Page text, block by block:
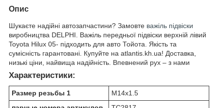
Опис
Шукаєте надійні автозапчастини? Замовте важіль підвіски
виробництва DELPHI. Важіль передньої підвіски верхній лівий
Toyota Hilux 05- підходить для авто Тойота. Якість та
сумісність гарантовані. Купуйте на atlantis.kh.ua! Доставка,
низькі ціни, найвища надійність. Впевнений рух – з нами
Характеристики:
Размер резьбы 1
M14x1.5